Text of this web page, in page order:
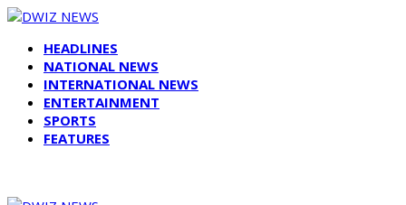
HEADLINES
NATIONAL NEWS
INTERNATIONAL NEWS
ENTERTAINMENT
SPORTS
FEATURES